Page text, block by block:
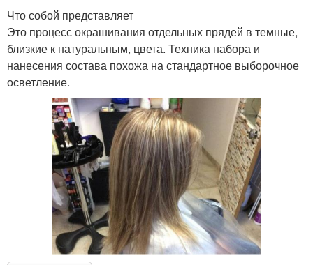
Что собой представляет
Это процесс окрашивания отдельных прядей в темные,
близкие к натуральным, цвета. Техника набора и
нанесения состава похожа на стандартное выборочное
осветление.